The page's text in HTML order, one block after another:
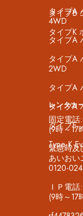
タイプB
タイプK
タイプA
4WD
タイプA
タイプA
2WD
タイプA
タイプA
タイプE
Type-K
レンタカ
固定電話
(9時～17
緊急時及
あいお
0120-
ＩＰ電
(9時～17